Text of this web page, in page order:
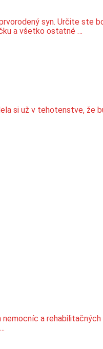
syn. Určite ste
a všetko ostatné …
si už v tehotenstve, že
a